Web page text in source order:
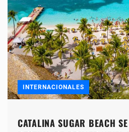
INTERNACIONALES
CATALINA SUGAR BEACH